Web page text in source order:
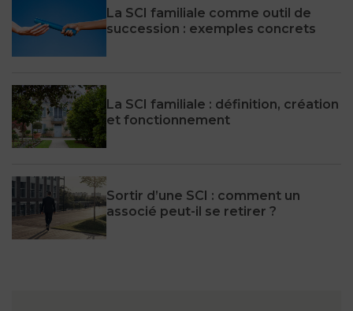
La SCI familiale comme outil de
succession : exemples concrets
La SCI familiale : définition, création
et fonctionnement
Sortir d’une SCI : comment un
associé peut-il se retirer ?